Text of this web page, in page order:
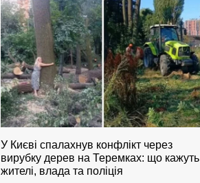
У Києві спалахнув конфлікт через
вирубку дерев на Теремках: що кажуть
жителі, влада та поліція